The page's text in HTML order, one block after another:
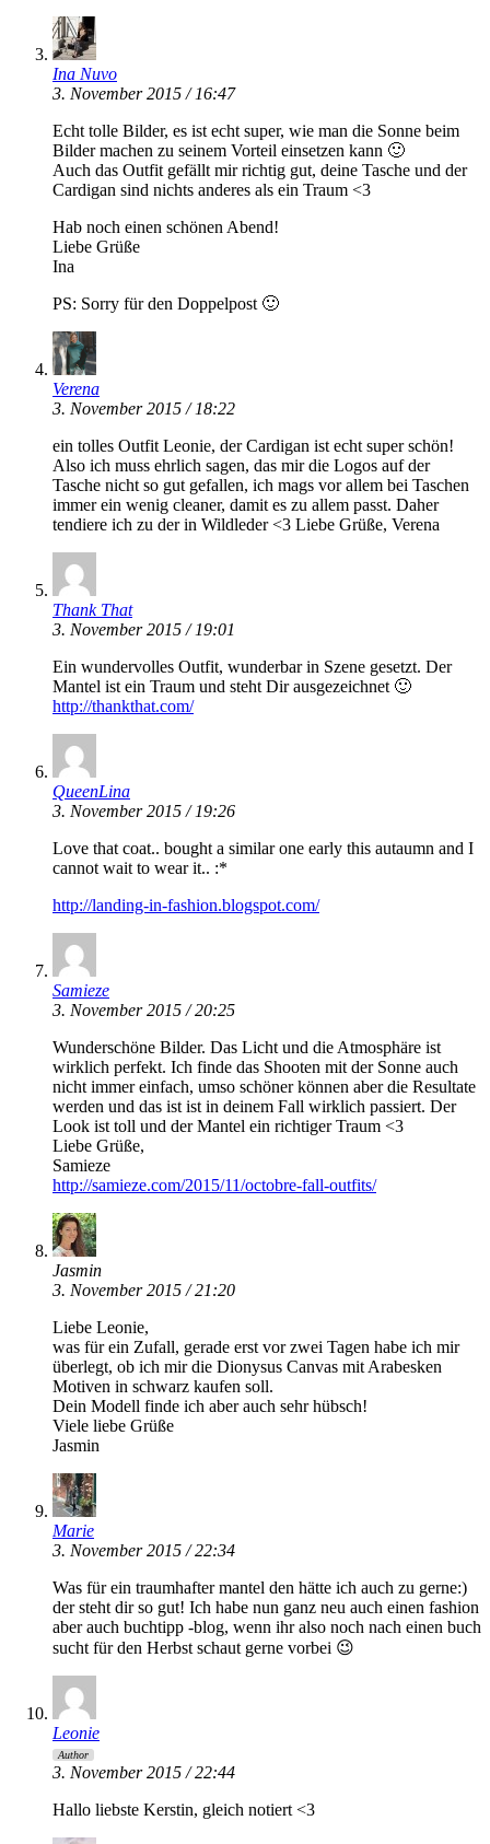
Ina Nuvo
3. November 2015 / 16:47
Echt tolle Bilder, es ist echt super, wie man die Sonne beim
Bilder machen zu seinem Vorteil einsetzen kann 🙂
Auch das Outfit gefällt mir richtig gut, deine Tasche und der
Cardigan sind nichts anderes als ein Traum <3
Hab noch einen schönen Abend!
Liebe Grüße
Ina
PS: Sorry für den Doppelpost 🙂
Verena
3. November 2015 / 18:22
ein tolles Outfit Leonie, der Cardigan ist echt super schön!
Also ich muss ehrlich sagen, das mir die Logos auf der
Tasche nicht so gut gefallen, ich mags vor allem bei Taschen
immer ein wenig cleaner, damit es zu allem passt. Daher
tendiere ich zu der in Wildleder <3 Liebe Grüße, Verena
Thank That
3. November 2015 / 19:01
Ein wundervolles Outfit, wunderbar in Szene gesetzt. Der
Mantel ist ein Traum und steht Dir ausgezeichnet 🙂
http://thankthat.com/
QueenLina
3. November 2015 / 19:26
Love that coat.. bought a similar one early this autaumn and I
cannot wait to wear it.. :*
http://landing-in-fashion.blogspot.com/
Samieze
3. November 2015 / 20:25
Wunderschöne Bilder. Das Licht und die Atmosphäre ist
wirklich perfekt. Ich finde das Shooten mit der Sonne auch
nicht immer einfach, umso schöner können aber die Resultate
werden und das ist ist in deinem Fall wirklich passiert. Der
Look ist toll und der Mantel ein richtiger Traum <3
Liebe Grüße,
Samieze
http://samieze.com/2015/11/octobre-fall-outfits/
Jasmin
3. November 2015 / 21:20
Liebe Leonie,
was für ein Zufall, gerade erst vor zwei Tagen habe ich mir
überlegt, ob ich mir die Dionysus Canvas mit Arabesken
Motiven in schwarz kaufen soll.
Dein Modell finde ich aber auch sehr hübsch!
Viele liebe Grüße
Jasmin
Marie
3. November 2015 / 22:34
Was für ein traumhafter mantel den hätte ich auch zu gerne:)
der steht dir so gut! Ich habe nun ganz neu auch einen fashion
aber auch buchtipp -blog, wenn ihr also noch nach einen buch
sucht für den Herbst schaut gerne vorbei 😉
Leonie
Author
3. November 2015 / 22:44
Hallo liebste Kerstin, gleich notiert <3